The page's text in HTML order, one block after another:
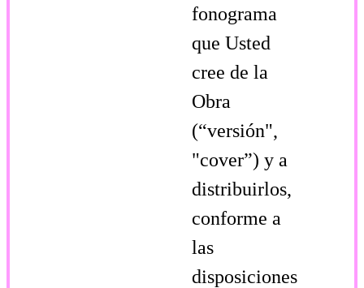
fonograma
que Usted
cree de la
Obra
(“versión",
"cover”) y a
distribuirlos,
conforme a
las
disposiciones